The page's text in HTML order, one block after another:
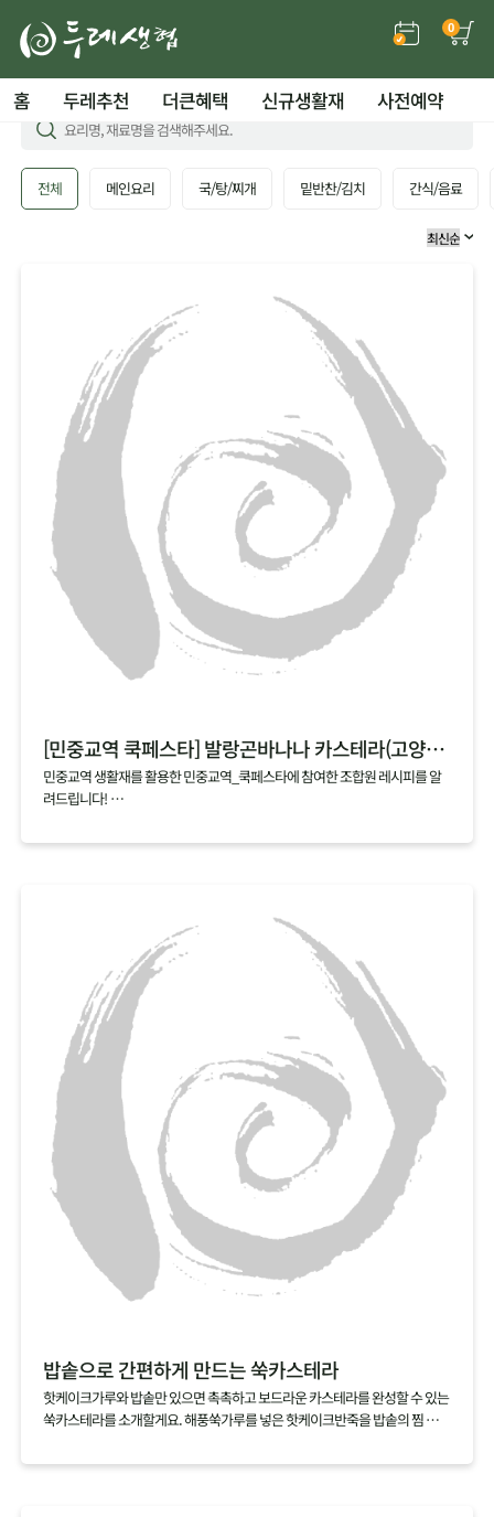
0
홈 두레추천 더큰혜택 신규생활재 사전예약
전체 메인요리 국/탕/찌개 밑반찬/김치 간식/음료
[민중교역 쿡페스타] 발랑곤바나나 카스테라(고양파주)
민중교역 생활재를 활용한 민중교역_쿡페스타에 참여한 조합원 레시피를 알
려드립니다!
넘 부드럽고 사랑스럽게 넘어가요!
어린이, 노인, 환자분들도 좋아할 것 같아요.
와~ 너무 부드럽고 달콤한 맛이에요^^
친구야~ 같이 먹자!
베이킹을 했는데도 바나나의 신선한 맛이 그대로여서 좋아요
넘넘 건강한 맛! 단맛이 강하지 않아 좋아요!
밥솥으로 간편하게 만드는 쑥카스테라
핫케이크가루와 밥솥만 있으면 촉촉하고 보드라운 카스테라를 완성할 수 있는
쑥카스테라를 소개할게요. 해풍쑥가루를 넣은 핫케이크반죽을 밥솥의 찜 기능
아주는 건 물론, 쑥을 잘 먹지 않는 아이들에게 쑥을 맛볼 수 있게 할 수 있으니